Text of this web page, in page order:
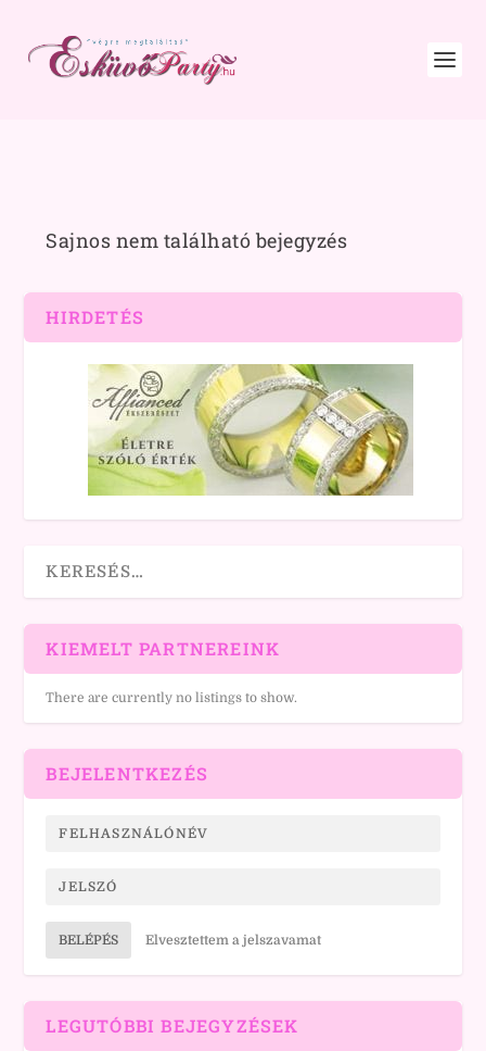
Sajnos nem található bejegyzés
HIRDETÉS
KIEMELT PARTNEREINK
There are currently no listings to show.
BEJELENTKEZÉS
BELÉPÉS Elvesztettem a jelszavamat
LEGUTÓBBI BEJEGYZÉSEK